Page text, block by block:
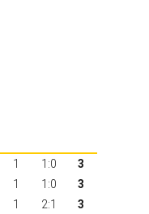
1 1:0
3
1 1:0
3
1 2:1
3